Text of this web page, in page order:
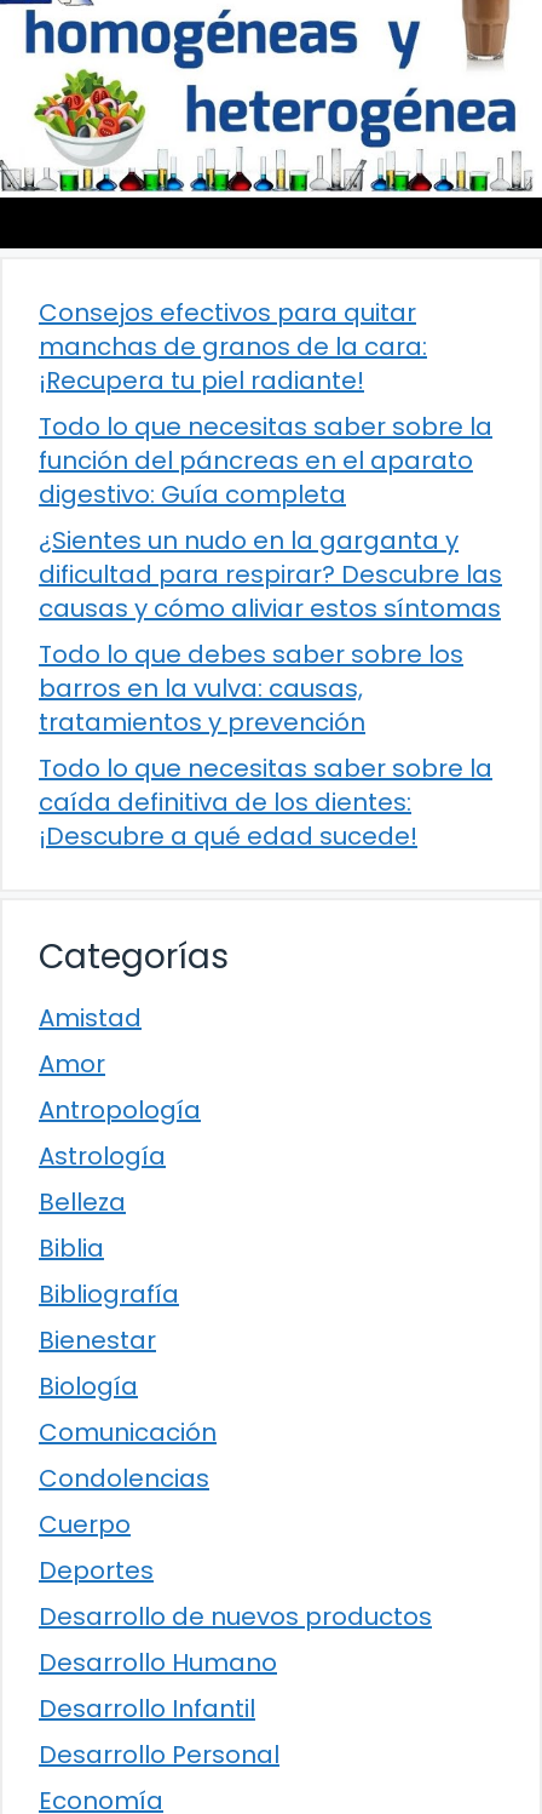
Consejos efectivos para quitar
manchas de granos de la cara:
¡Recupera tu piel radiante!
Todo lo que necesitas saber sobre la
función del páncreas en el aparato
digestivo: Guía completa
¿Sientes un nudo en la garganta y
dificultad para respirar? Descubre las
causas y cómo aliviar estos síntomas
Todo lo que debes saber sobre los
barros en la vulva: causas,
tratamientos y prevención
Todo lo que necesitas saber sobre la
caída definitiva de los dientes:
¡Descubre a qué edad sucede!
Categorías
Amistad
Amor
Antropología
Astrología
Belleza
Biblia
Bibliografía
Bienestar
Biología
Comunicación
Condolencias
Cuerpo
Deportes
Desarrollo de nuevos productos
Desarrollo Humano
Desarrollo Infantil
Desarrollo Personal
Economía